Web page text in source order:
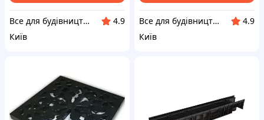
Все для будівництва та дому
4.9
Київ
Все для будівництва та дому
4.9
Київ